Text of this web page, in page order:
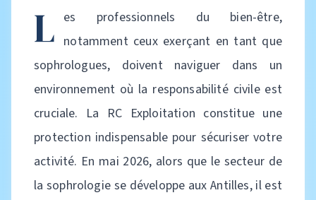
L es professionnels du bien-être,
notamment ceux exerçant en tant que
sophrologues, doivent naviguer dans un
environnement où la responsabilité civile est
cruciale. La RC Exploitation constitue une
protection indispensable pour sécuriser votre
activité. En mai 2026, alors que le secteur de
la sophrologie se développe aux Antilles, il est